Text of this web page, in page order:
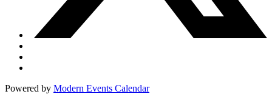
Powered by Modern Events Calendar